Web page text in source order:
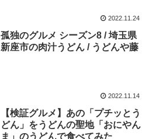
2022.11.24
孤独のグルメ シーズン8 / 埼玉県
新座市の肉汁うどん / うどんや藤
2022.11.14
【検証グルメ】あの「プチッとう
どん」をうどんの聖地「おにやん
ま」のうどんで食べてみた